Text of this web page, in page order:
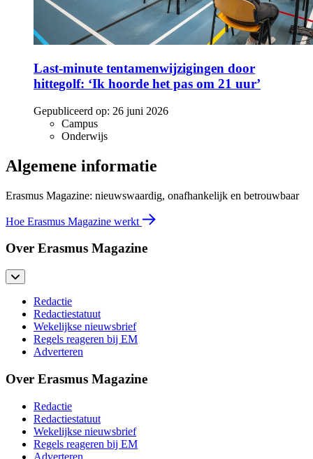
Last-minute tentamenwijzigingen door
hittegolf: ‘Ik hoorde het pas om 21 uur’
Gepubliceerd op: 26 juni 2026
Campus
Onderwijs
Algemene informatie
Erasmus Magazine: nieuwswaardig, onafhankelijk en betrouwbaar
Hoe Erasmus Magazine werkt
Over Erasmus Magazine
Redactie
Redactiestatuut
Wekelijkse nieuwsbrief
Regels reageren bij EM
Adverteren
Over Erasmus Magazine
Redactie
Redactiestatuut
Wekelijkse nieuwsbrief
Regels reageren bij EM
Adverteren